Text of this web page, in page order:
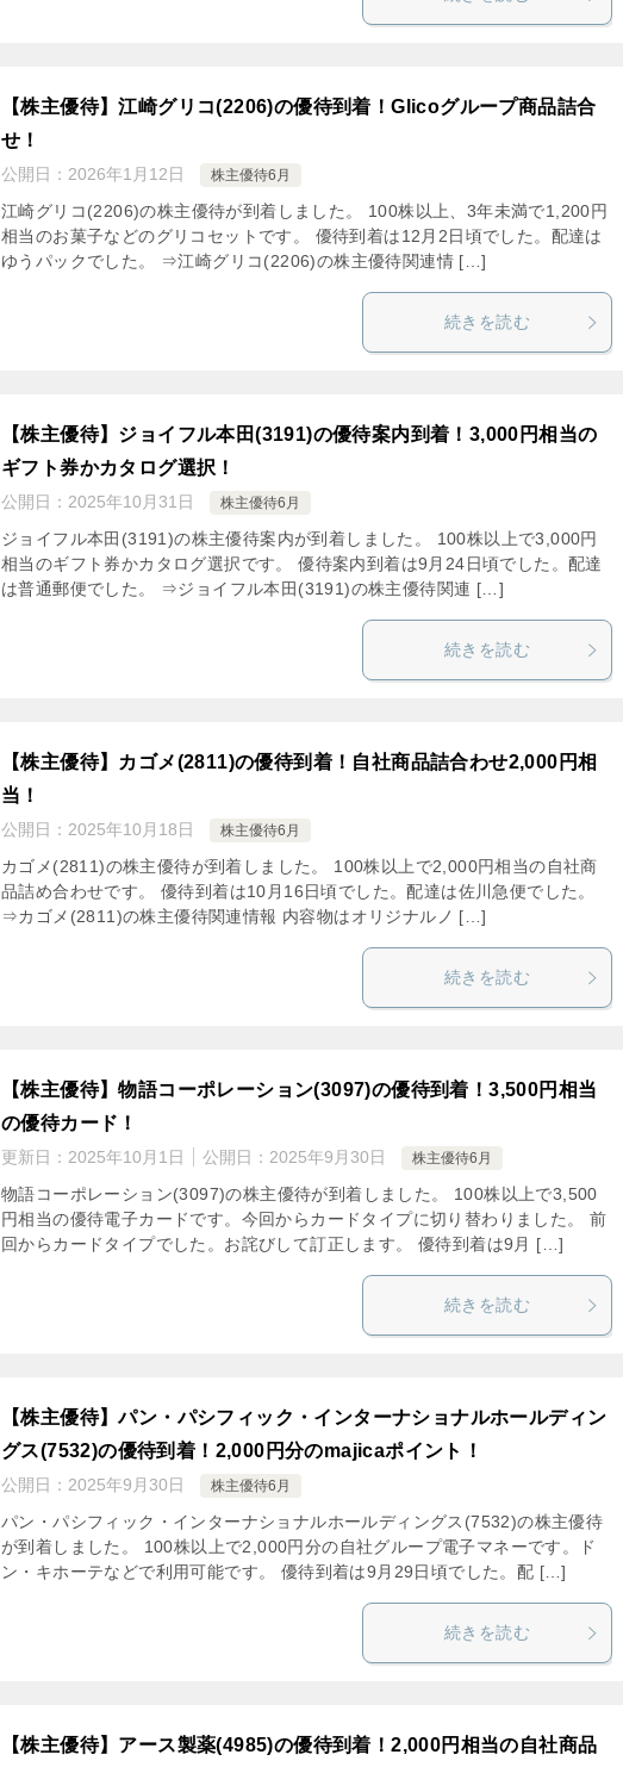
【株主優待】江崎グリコ(2206)の優待到着！Glicoグループ商品詰合
せ！
公開日： 2026年1月12日 株主優待6月
江崎グリコ(2206)の株主優待が到着しました。 100株以上、3年未満で1,200円
相当のお菓子などのグリコセットです。 優待到着は12月2日頃でした。配達は
ゆうパックでした。 ⇒江崎グリコ(2206)の株主優待関連情 […]
続きを読む
【株主優待】ジョイフル本田(3191)の優待案内到着！3,000円相当の
ギフト券かカタログ選択！
公開日： 2025年10月31日 株主優待6月
ジョイフル本田(3191)の株主優待案内が到着しました。 100株以上で3,000円
相当のギフト券かカタログ選択です。 優待案内到着は9月24日頃でした。配達
は普通郵便でした。 ⇒ジョイフル本田(3191)の株主優待関連 […]
続きを読む
【株主優待】カゴメ(2811)の優待到着！自社商品詰合わせ2,000円相
当！
公開日： 2025年10月18日 株主優待6月
カゴメ(2811)の株主優待が到着しました。 100株以上で2,000円相当の自社商
品詰め合わせです。 優待到着は10月16日頃でした。配達は佐川急便でした。
⇒カゴメ(2811)の株主優待関連情報 内容物はオリジナルノ […]
続きを読む
【株主優待】物語コーポレーション(3097)の優待到着！3,500円相当
の優待カード！
更新日： 2025年10月1日 公開日： 2025年9月30日 株主優待6月
物語コーポレーション(3097)の株主優待が到着しました。 100株以上で3,500
円相当の優待電子カードです。今回からカードタイプに切り替わりました。 前
回からカードタイプでした。お詫びして訂正します。 優待到着は9月 […]
続きを読む
【株主優待】パン・パシフィック・インターナショナルホールディン
グス(7532)の優待到着！2,000円分のmajicaポイント！
公開日： 2025年9月30日 株主優待6月
パン・パシフィック・インターナショナルホールディングス(7532)の株主優待
が到着しました。 100株以上で2,000円分の自社グループ電子マネーです。ド
ン・キホーテなどで利用可能です。 優待到着は9月29日頃でした。配 […]
続きを読む
【株主優待】アース製薬(4985)の優待到着！2,000円相当の自社商品